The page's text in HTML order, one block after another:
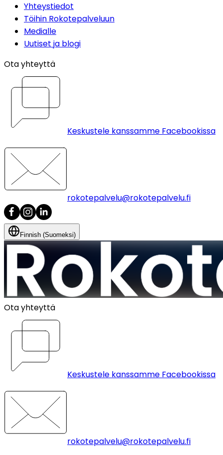
Yhteystiedot
Töihin Rokotepalveluun
Medialle
Uutiset ja blogi
Ota yhteyttä
Keskustele kanssamme Facebookissa
rokotepalvelu@rokotepalvelu.fi
Finnish (Suomeksi)
Ota yhteyttä
Keskustele kanssamme Facebookissa
rokotepalvelu@rokotepalvelu.fi